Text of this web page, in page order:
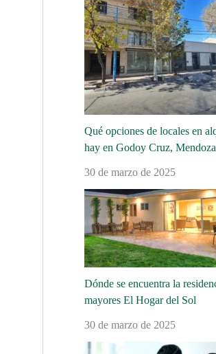
Qué opciones de locales en
hay en Godoy Cruz, Mendoza
30 de marzo de 2025
Dónde se encuentra la
mayores El Hogar del Sol
30 de marzo de 2025